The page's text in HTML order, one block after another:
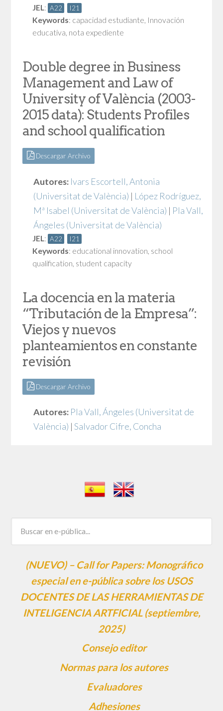
JEL: A22 I21
Keywords: capacidad estudiante, Innovación
educativa, nota expediente
Double degree in Business
Management and Law of
University of València (2003-
2015 data): Students Profiles
and school qualification
Descargar Archivo
Autores: Ivars Escortell, Antonia
(Universitat de València) | López Rodríguez,
Mª Isabel (Universitat de València) | Pla Vall,
Ángeles (Universitat de València)
JEL: A22 I21
Keywords: educational innovation, school
qualification, student capacity
La docencia en la materia
“Tributación de la Empresa”:
Viejos y nuevos
planteamientos en constante
revisión
Descargar Archivo
Autores: Pla Vall, Ángeles (Universitat de
València) |Salvador Cifre, Concha
(NUEVO) – Call for Papers: Monográfico
especial en e-pública sobre los USOS
DOCENTES DE LAS HERRAMIENTAS DE
INTELIGENCIA ARTFICIAL (septiembre,
2025)
Consejo editor
Normas para los autores
Evaluadores
Adhesiones